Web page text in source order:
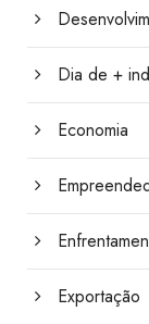
Dia de +
Economia
Exportação